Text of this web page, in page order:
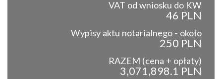
VAT od wniosku do KW
46 PLN
Wypisy aktu notarialnego - około
250 PLN
RAZEM (cena + opłaty)
3,071,898.1 PLN